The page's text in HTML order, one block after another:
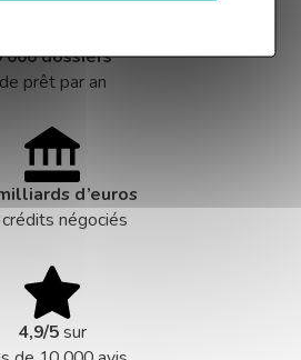
000 dossiers
de prêt par an
d’euros
négociés
4,9/5sur